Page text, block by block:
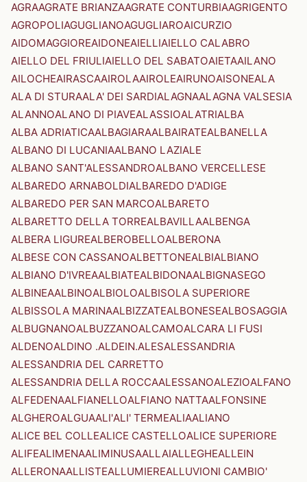
AGRAAGRATE BRIANZAAGRATE CONTURBIAAGRIGENTO
AGROPOLIAGUGLIANOAGUGLIAROAICURZIO
AIDOMAGGIOREAIDONEAIELLIAIELLO CALABRO
AIELLO DEL FRIULIAIELLO DEL SABATOAIETAAILANO
AILOCHEAIRASCAAIROLAAIROLEAIRUNOAISONEALA
ALA DI STURAALA' DEI SARDIALAGNAALAGNA VALSESIA
ALANNOALANO DI PIAVEALASSIOALATRIALBA
ALBA ADRIATICAALBAGIARAALBAIRATEALBANELLA
ALBANO DI LUCANIAALBANO LAZIALE
ALBANO SANT'ALESSANDROALBANO VERCELLESE
ALBAREDO ARNABOLDIALBAREDO D'ADIGE
ALBAREDO PER SAN MARCOALBARETO
ALBARETTO DELLA TORREALBAVILLAALBENGA
ALBERA LIGUREALBEROBELLOALBERONA
ALBESE CON CASSANOALBETTONEALBIALBIANO
ALBIANO D'IVREAALBIATEALBIDONAALBIGNASEGO
ALBINEAALBINOALBIOLOALBISOLA SUPERIORE
ALBISSOLA MARINAALBIZZATEALBONESEALBOSAGGIA
ALBUGNANOALBUZZANOALCAMOALCARA LI FUSI
ALDENOALDINO .ALDEIN.ALESALESSANDRIA
ALESSANDRIA DEL CARRETTO
ALESSANDRIA DELLA ROCCAALESSANOALEZIOALFANO
ALFEDENAALFIANELLOALFIANO NATTAALFONSINE
ALGHEROALGUAALI'ALI' TERMEALIAALIANO
ALICE BEL COLLEALICE CASTELLOALICE SUPERIORE
ALIFEALIMENAALIMINUSAALLAIALLEGHEALLEIN
ALLERONAALLISTEALLUMIEREALLUVIONI CAMBIO'